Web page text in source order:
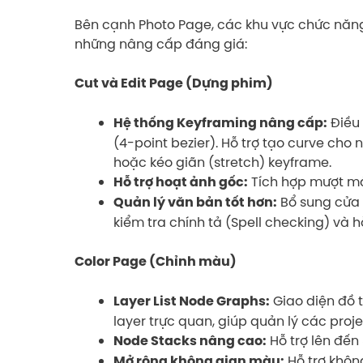
Bên cạnh Photo Page, các khu vực chức
những nâng cấp đáng giá:
Cut và Edit Page (Dựng phim)
Hệ thống Keyframing nâng cấp: Điều
(4-point bezier). Hỗ trợ tạo curve cho
hoặc kéo giãn (stretch) keyframe.
Hỗ trợ hoạt ảnh gốc: Tích hợp mượt
Quản lý văn bản tốt hơn: Bổ sung
kiểm tra chính tả (Spell checking) và
Color Page (Chỉnh màu)
Layer List Node Graphs: Giao diện đồ
layer trực quan, giúp quản lý các
Node Stacks nâng cao: Hỗ trợ lên